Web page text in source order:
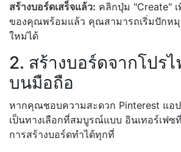
สร้างบอร์ดเสร็จแล้ว: คลิกปุ่ม "Create"
ของคุณพร้อมแล้ว คุณสามารถเริ่มปักห
ใหม่ได้
2. สร้างบอร์ดจากโปร
บนมือถือ
หากคุณชอบความสะดวก Pinterest แอ
เป็นทางเลือกที่สมบูรณ์แบบ อินเทอร์เฟซ
การสร้างบอร์ดทำได้ทุกที่